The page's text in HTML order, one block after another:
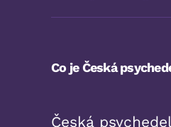
Co je Česká
Česká